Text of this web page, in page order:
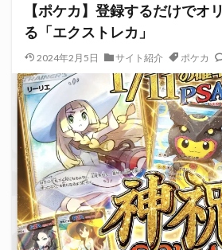
【ポケカ】登録するだけでオ
る「エクストレカ」
2024年2月5日 サイト紹介 ポケカ